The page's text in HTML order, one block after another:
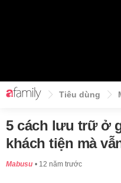
Tiêu dùng
5 cách lưu trữ ở
khách tiện mà
Mabusu 12 năm trước